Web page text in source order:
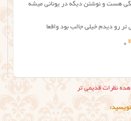
هست و نوشتن دیگه در یونانی میشه
تر رو دیدم خیلی جالب بود واقعا
0
نظرات قدیمی تر